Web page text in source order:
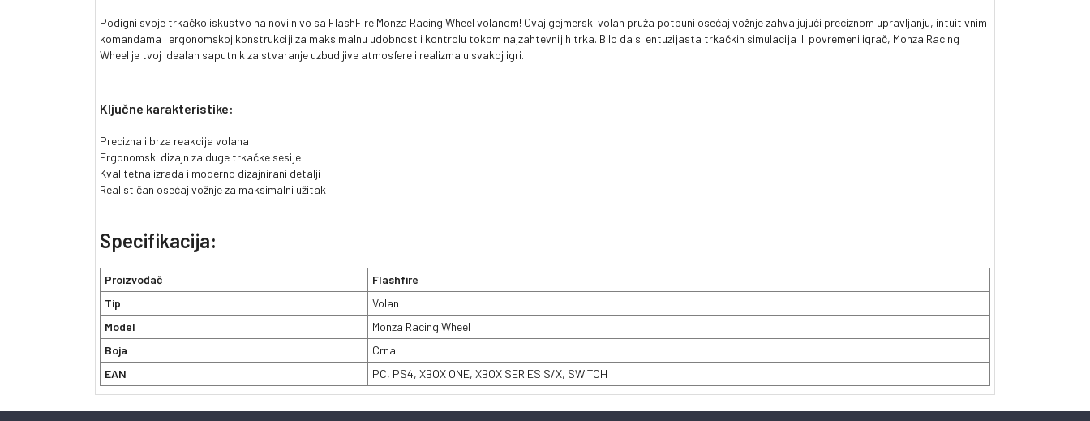
Podigni svoje trkačko iskustvo na novi nivo sa FlashFire Monza Racing Wheel volanom! Ovaj gejmerski volan pruža potpuni osećaj vožnje zahvaljujući preciznom upravljanju, intuitivnim
komandama i ergonomskoj konstrukciji za maksimalnu udobnost i kontrolu tokom najzahtevnijih trka. Bilo da si entuzijasta trkačkih simulacija ili povremeni igrač, Monza Racing
Wheel je tvoj idealan saputnik za stvaranje uzbudljive atmosfere i realizma u svakoj igri.
Ključne karakteristike:
Precizna i brza reakcija volana
Ergonomski dizajn za duge trkačke sesije
Kvalitetna izrada i moderno dizajnirani detalji
Realističan osećaj vožnje za maksimalni užitak
Specifikacija:
Proizvođač
Flashfire
Tip
Volan
Model
Monza Racing Wheel
Boja
Crna
EAN
PC, PS4, XBOX ONE, XBOX SERIES S/X, SWITCH